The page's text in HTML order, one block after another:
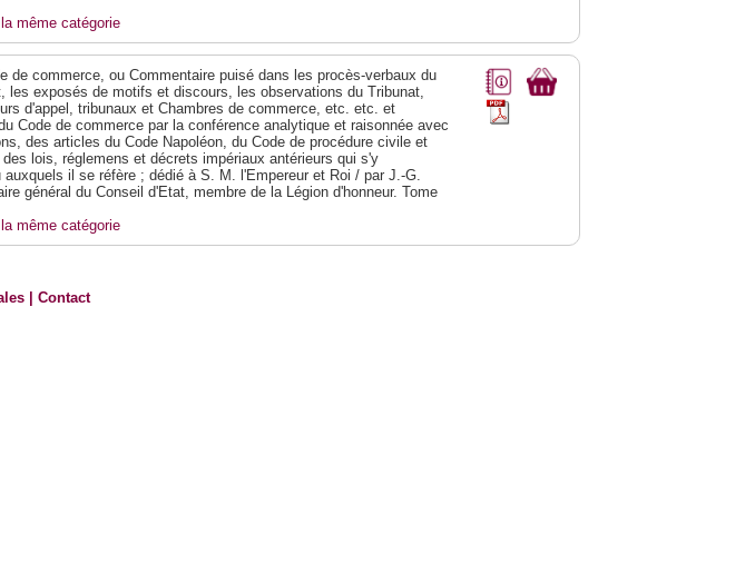
même catégorie
de commerce, ou Commentaire puisé dans les procès-verbaux du
les exposés de motifs et discours, les observations du Tribunat,
d'appel, tribunaux et Chambres de commerce, etc. etc. et
Code de commerce par la conférence analytique et raisonnée avec
des articles du Code Napoléon, du Code de procédure civile et
des lois, réglemens et décrets impériaux antérieurs qui s'y
auxquels il se réfère ; dédié à S. M. l'Empereur et Roi / par J.-G.
général du Conseil d'Etat, membre de la Légion d'honneur. Tome
même catégorie
|Contact